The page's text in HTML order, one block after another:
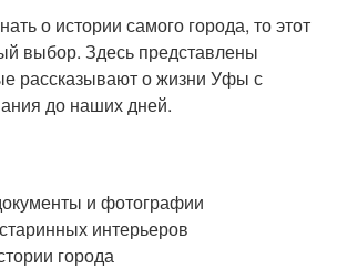
о истории самого города, то этот
выбор. Здесь представлены
рассказывают о жизни Уфы с
до наших дней.
и фотографии
интерьеров
города